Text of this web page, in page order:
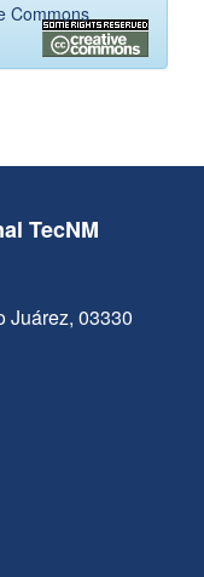
Commons
TecNM
Juárez, 03330